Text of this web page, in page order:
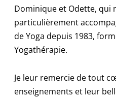
Dominique et Odette, qui
particulièrement
de Yoga depuis 1983,
Yogathérapie.
Je leur remercie de tout
enseignements et leur